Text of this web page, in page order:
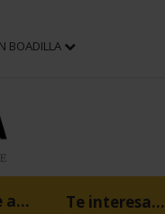
BOADILLA
a... Te interesa...